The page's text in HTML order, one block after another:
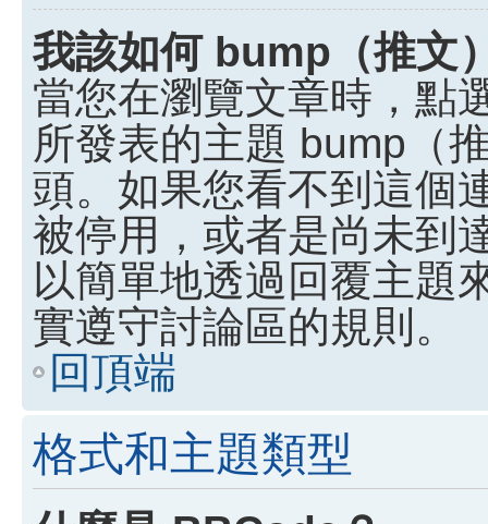
我該如何 bump（推文
當您在瀏覽文章時，點
所發表的主題 bump（
頭。如果您看不到這個
被停用，或者是尚未到
以簡單地透過回覆主題
實遵守討論區的規則。
回頂端
格式和主題類型